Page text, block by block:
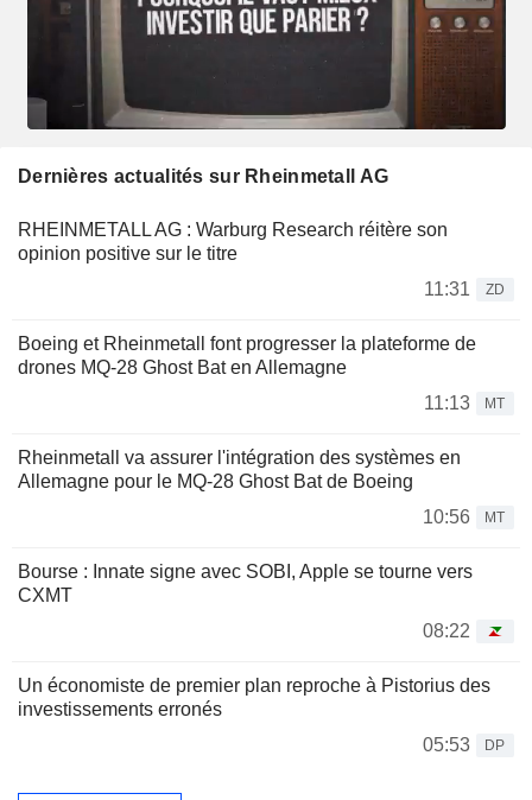
Dernières actualités sur Rheinmetall AG
RHEINMETALL AG : Warburg Research réitère son
opinion positive sur le titre
11:31
ZD
Boeing et Rheinmetall font progresser la plateforme de
drones MQ-28 Ghost Bat en Allemagne
11:13
MT
Rheinmetall va assurer l'intégration des systèmes en
Allemagne pour le MQ-28 Ghost Bat de Boeing
10:56
MT
Bourse : Innate signe avec SOBI, Apple se tourne vers
CXMT
08:22
Un économiste de premier plan reproche à Pistorius des
investissements erronés
05:53
DP